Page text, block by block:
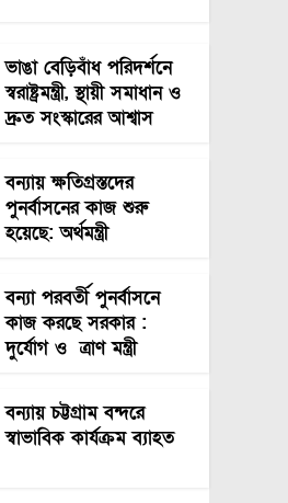
ভাঙা বেড়িবাঁধ পরিদর্শনে
স্বরাষ্ট্রমন্ত্রী, স্থায়ী সমাধান ও
দ্রুত সংস্কারের আশ্বাস
বন্যায় ক্ষতিগ্রস্তদের
পুনর্বাসনের কাজ শুরু
হয়েছে: অর্থমন্ত্রী
বন্যা পরবর্তী পুনর্বাসনে
কাজ করছে সরকার :
দুর্যোগ ও ত্রাণ মন্ত্রী
বন্যায় চট্টগ্রাম বন্দরে
স্বাভাবিক কার্যক্রম ব্যাহত